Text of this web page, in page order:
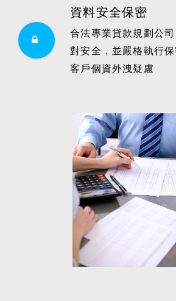
資料安全保密
合法專業貸款規劃公
對安全，並嚴格執行
客戶個資外洩疑慮